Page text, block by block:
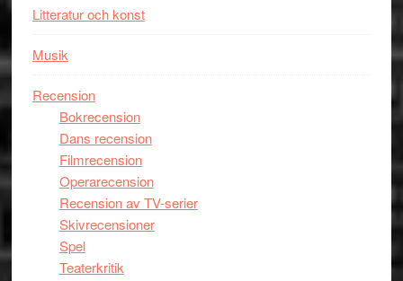
Litteratur och konst
Musik
Recension
Bokrecension
Dans recension
Filmrecension
Operarecension
Recension av TV-serier
Skivrecensioner
Spel
Teaterkritik